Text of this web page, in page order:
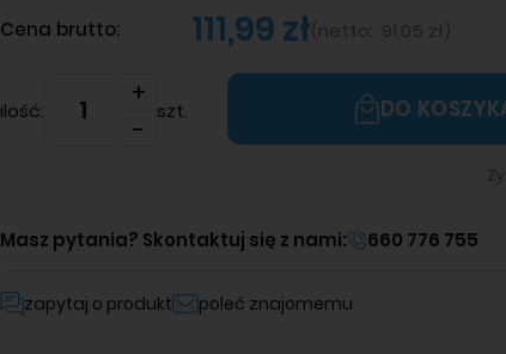
Cena brutto: 111,99 zł(netto: 91,05 zł)
ilość: szt. DO
Masz pytania? Skontaktuj się z nami: 660 776 755
zapytaj o produkt poleć znajomemu